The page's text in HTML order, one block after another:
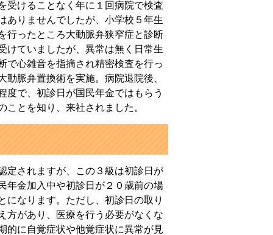
受けることなく年に１回病院で検査
ありませんでしたが、小学校５年生
行ったところ大動脈弁狭窄症と診断
けていましたが、異常は無く日常生
で心雑音を指摘され精密検査を行っ
脈弁置換術を実施。病院退院後、
度で、初診日が国民年金ではもらう
とを知り、来社されました。
定されますが、この３級は初診日が
年金加入中や初診日が２０歳前の場
になります。ただし、初診日の取り
方があり、医療を行う必要がなくな
的に自覚症状や他覚症状に異常が見